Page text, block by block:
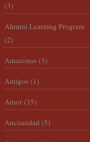
(3)
Alumni Learning Program
(2)
Amazonas (3)
Amigos (1)
Amor (35)
Ancianidad (5)